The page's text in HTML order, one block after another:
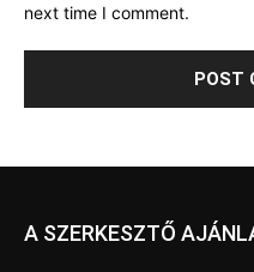
next time I comment.
A SZERKESZTŐ